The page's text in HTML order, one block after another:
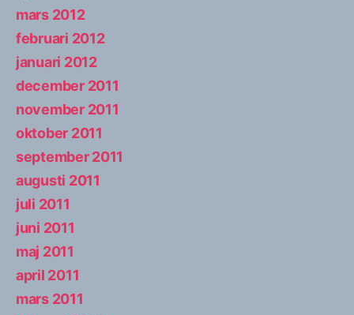
mars 2012
februari 2012
januari 2012
december 2011
november 2011
oktober 2011
september 2011
augusti 2011
juli 2011
juni 2011
maj 2011
april 2011
mars 2011